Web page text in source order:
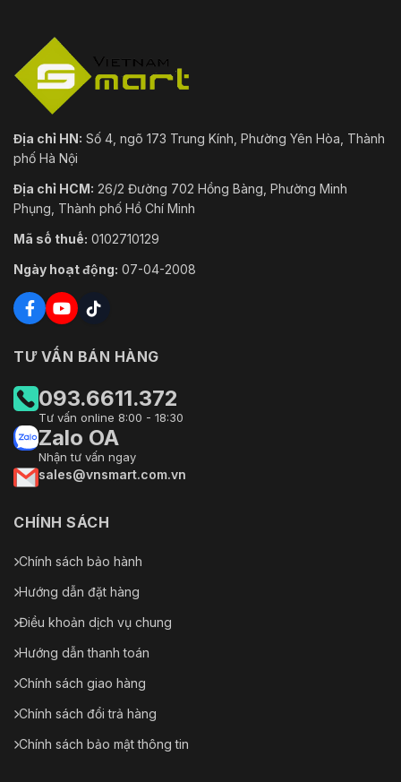
Địa chỉ HN: Số 4, ngõ 173 Trung Kính, Phường Yên Hòa, Thành
phố Hà Nội
Địa chỉ HCM: 26/2 Đường 702 Hồng Bàng, Phường Minh
Phụng, Thành phố Hồ Chí Minh
Mã số thuế: 0102710129
Ngày hoạt động: 07-04-2008
TƯ VẤN BÁN HÀNG
093.6611.372
Tư vấn online 8:00 - 18:30
Zalo OA
Nhận tư vấn ngay
sales@vnsmart.com.vn
CHÍNH SÁCH
Chính sách bảo hành
Hướng dẫn đặt hàng
Điều khoản dịch vụ chung
Hướng dẫn thanh toán
Chính sách giao hàng
Chính sách đổi trả hàng
Chính sách bảo mật thông tin